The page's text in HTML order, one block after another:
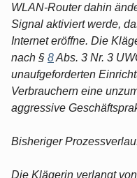
WLAN-Router dahin
Signal aktiviert werde,
Internet eröffne. Die
nach § 8Abs. 3 Nr. 3
unaufgeforderten
Verbrauchern eine
aggressive
Bisheriger
Die Klägerin verlangt